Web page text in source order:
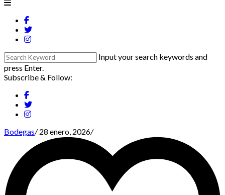
Input your search keywords and
press Enter.
Subscribe & Follow:
Bodegas/28 enero, 2026/